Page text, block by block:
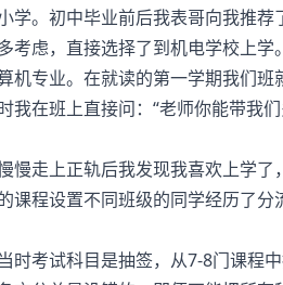
学。初中毕业前后我表哥向我推荐
虑，直接选择了到机电学校上学。
机专业。在就读的第一学期我们班
在班上直接问：“老师你能带我
慢走上正轨后我发现我喜欢上学了
课程设置不同班级的同学经历了分
时考试科目是抽签，从7-8门课程